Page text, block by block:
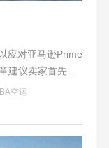
应对亚马逊Prime
建议卖家首先分
格，制定详细的
口碑、专业服务
专业服务和合理
空运